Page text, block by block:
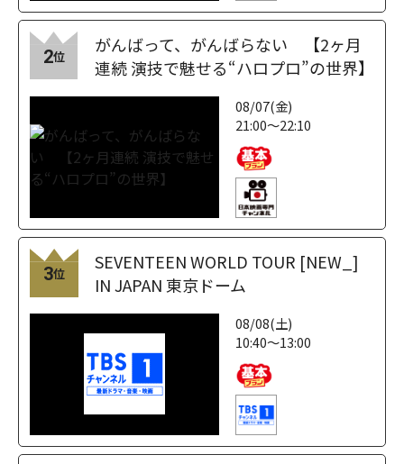
2位
がんばって、がんばらない 【2ヶ月
連続 演技で魅せる“ハロプロ”の世界】
08/07(金)
21:00～22:10
3位
SEVENTEEN WORLD TOUR [NEW_]
IN JAPAN 東京ドーム
08/08(土)
10:40～13:00